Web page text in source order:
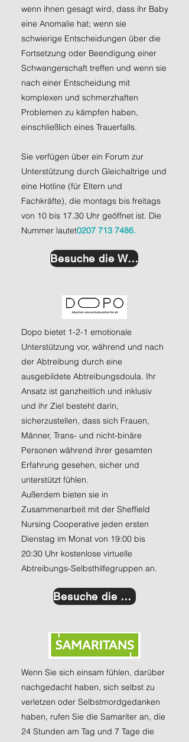
wenn ihnen gesagt wird, dass ihr Baby
eine Anomalie hat; wenn sie
schwierige Entscheidungen über die
Fortsetzung oder Beendigung einer
Schwangerschaft treffen und wenn sie
nach einer Entscheidung mit
komplexen und schmerzhaften
Problemen zu kämpfen haben,
einschließlich eines Trauerfalls.
Sie verfügen über ein Forum zur
Unterstützung durch Gleichaltrige und
eine Hotline (für Eltern und
Fachkräfte), die montags bis freitags
von 10 bis 17.30 Uhr geöffnet ist. Die
Nummer lautet0207 713 7486.
Besuche die Website
Dopo bietet 1-2-1 emotionale
Unterstützung vor, während und nach
der Abtreibung durch eine
ausgebildete Abtreibungsdoula. Ihr
Ansatz ist ganzheitlich und inklusiv
und ihr Ziel besteht darin,
sicherzustellen, dass sich Frauen,
Männer, Trans- und nicht-binäre
Personen während ihrer gesamten
Erfahrung gesehen, sicher und
unterstützt fühlen.
Außerdem bieten sie in
Zusammenarbeit mit der Sheffield
Nursing Cooperative jeden ersten
Dienstag im Monat von 19:00 bis
20:30 Uhr kostenlose virtuelle
Abtreibungs-Selbsthilfegruppen an.
Besuche die Website
Wenn Sie sich einsam fühlen, darüber
nachgedacht haben, sich selbst zu
verletzen oder Selbstmordgedanken
haben, rufen Sie die Samariter an, die
24 Stunden am Tag und 7 Tage die